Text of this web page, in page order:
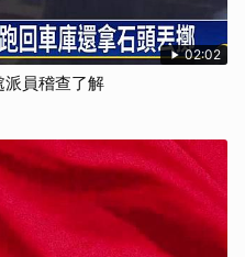
02:02
派員稽查了解